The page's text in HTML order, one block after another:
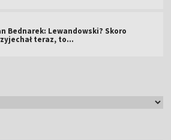
Bednarek: Lewandowski? Skoro
teraz, to…